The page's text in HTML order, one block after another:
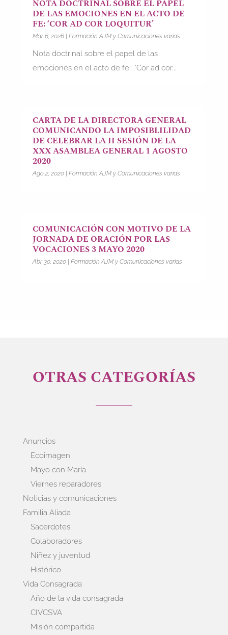
NOTA DOCTRINAL SOBRE EL PAPEL
DE LAS EMOCIONES EN EL ACTO DE
FE: ‘COR AD COR LOQUITUR’
Mar 6, 2026| Formación AJM y Comunicaciones varias
Nota doctrinal sobre el papel de las
emociones en el acto de fe: ‘Cor ad cor...
CARTA DE LA DIRECTORA GENERAL
COMUNICANDO LA IMPOSIBLILIDAD
DE CELEBRAR LA II SESIÓN DE LA
XXX ASAMBLEA GENERAL 1 AGOSTO
2020
Ago 2, 2020| Formación AJM y Comunicaciones varias
COMUNICACIÓN CON MOTIVO DE LA
JORNADA DE ORACIÓN POR LAS
VOCACIONES 3 MAYO 2020
Abr 30, 2020| Formación AJM y Comunicaciones varias
OTRAS CATEGORÍAS
Anuncios
Ecoimagen
Mayo con María
Viernes reparadores
Noticias y comunicaciones
Familia Aliada
Sacerdotes
Colaboradores
Niñez y juventud
Histórico
Vida Consagrada
Año de la vida consagrada
CIVCSVA
Misión compartida